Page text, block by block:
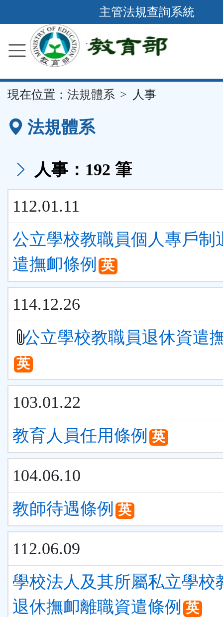
到
要
容
區
主管法規查詢系統
現在位置： 法規體系 人事
法規體系
人事：192 筆
112.01.11
公立學校教職員個人專戶制
遣撫卹條例 英
114.12.26
公立學校教職員退休資遣
英
103.01.22
教育人員任用條例 英
104.06.10
教師待遇條例 英
112.06.09
學校法人及其所屬私立學校
退休撫卹離職資遣條例 英